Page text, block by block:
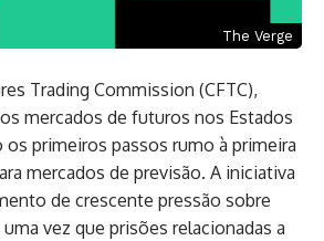
The Verge
Trading Commission (CFTC),
mercados de futuros nos Estados
os primeiros passos rumo à primeira
mercados de previsão. A iniciativa
de crescente pressão sobre
vez que prisões relacionadas a